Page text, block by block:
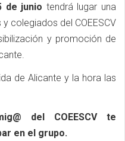
de junio tendrá lugar una
colegiados del COEESCV
y promoción de
de Alicante y la hora las
del COEESCV te
en el grupo.